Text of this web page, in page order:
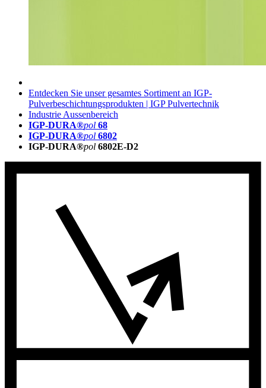
Entdecken Sie unser gesamtes Sortiment an IGP-
Pulverbeschichtungsprodukten | IGP Pulvertechnik
Industrie Aussenbereich
IGP-DURA®pol 68
IGP-DURA®pol 6802
IGP-DURA®pol 6802E-D2